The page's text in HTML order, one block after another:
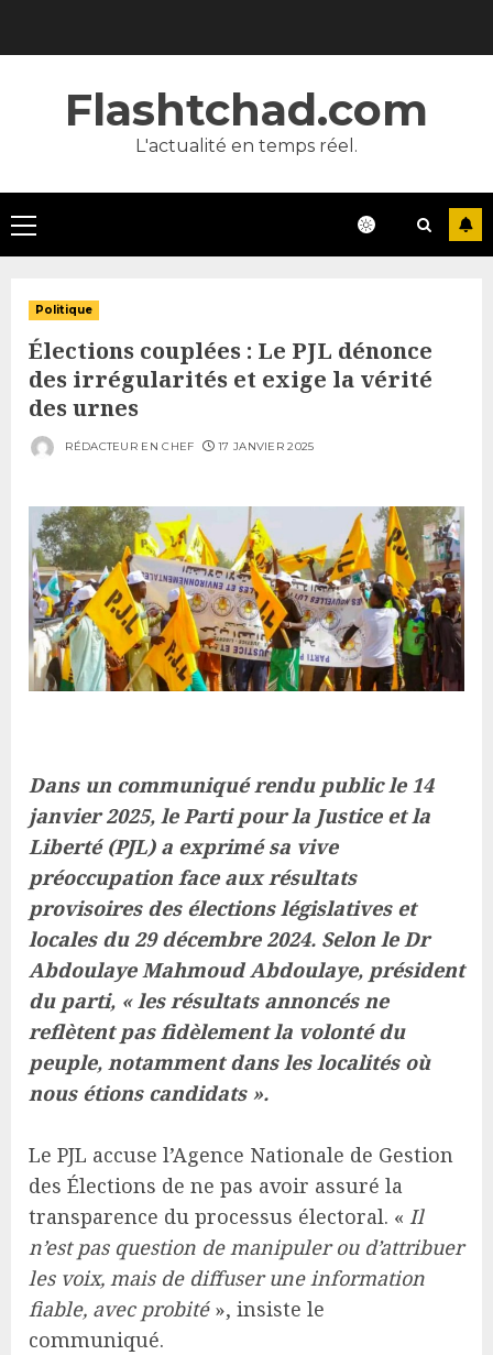
Flashtchad.com
L'actualité en temps réel.
Primary
Menu
Politique
Élections couplées : Le PJL dénonce
des irrégularités et exige la vérité
des urnes
RÉDACTEUR EN CHEF 17 JANVIER 2025
Dans un communiqué rendu public le 14
janvier 2025, le Parti pour la Justice et la
Liberté (PJL) a exprimé sa vive
préoccupation face aux résultats
provisoires des élections législatives et
locales du 29 décembre 2024. Selon le Dr
Abdoulaye Mahmoud Abdoulaye, président
du parti, « les résultats annoncés ne
reflètent pas fidèlement la volonté du
peuple, notamment dans les localités où
nous étions candidats ».
Le PJL accuse l’Agence Nationale de Gestion
des Élections de ne pas avoir assuré la
transparence du processus électoral. « Il
n’est pas question de manipuler ou d’attribuer
les voix, mais de diffuser une information
fiable, avec probité», insiste le
communiqué.